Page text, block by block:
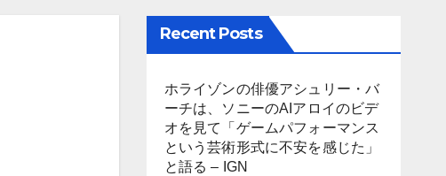
Recent Posts
ホライゾンの俳優アシュリー・バ
ーチは、ソニーのAIアロイのビデ
オを見て「ゲームパフォーマンス
という芸術形式に不安を感じた」
と語る – IGN